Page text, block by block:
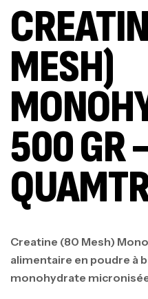
MESH)
500 GR
Creatine (80 Mesh)
alimentaire en poudre à
monohydrate